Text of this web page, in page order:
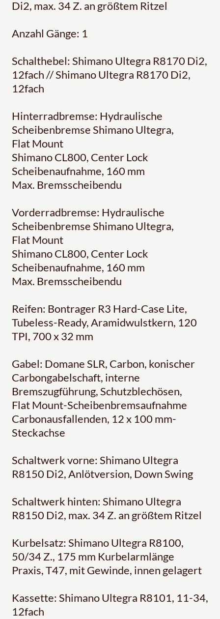
Di2, max. 34 Z. an größtem Ritzel
Anzahl Gänge: 1
Schalthebel: Shimano Ultegra R8170 Di2,
12fach // Shimano Ultegra R8170 Di2,
12fach
Hinterradbremse: Hydraulische
Scheibenbremse Shimano Ultegra,
Flat Mount
Shimano CL800, Center Lock
Scheibenaufnahme, 160 mm
Max. Bremsscheibendu
Vorderradbremse: Hydraulische
Scheibenbremse Shimano Ultegra,
Flat Mount
Shimano CL800, Center Lock
Scheibenaufnahme, 160 mm
Max. Bremsscheibendu
Reifen: Bontrager R3 Hard-Case Lite,
Tubeless-Ready, Aramidwulstkern, 120
TPI, 700 x 32 mm
Gabel: Domane SLR, Carbon, konischer
Carbongabelschaft, interne
Bremszugführung, Schutzblechösen,
Flat Mount-Scheibenbremsaufnahme
Carbonausfallenden, 12 x 100 mm-
Steckachse
Schaltwerk vorne: Shimano Ultegra
R8150 Di2, Anlötversion, Down Swing
Schaltwerk hinten: Shimano Ultegra
R8150 Di2, max. 34 Z. an größtem Ritzel
Kurbelsatz: Shimano Ultegra R8100,
50/34 Z., 175 mm Kurbelarmlänge
Praxis, T47, mit Gewinde, innen gelagert
Kassette: Shimano Ultegra R8101, 11-34,
12fach